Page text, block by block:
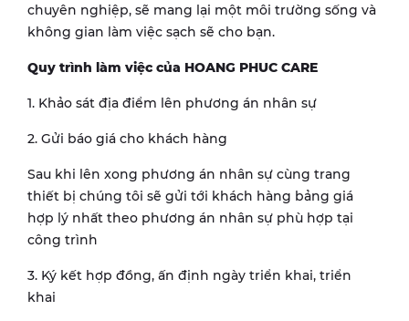
chuyên nghiệp, sẽ mang lại một môi trường sống và
không gian làm việc sạch sẽ cho bạn.
Quy trình làm việc của HOANG PHUC CARE
1. Khảo sát địa điểm lên phương án nhân sự
2. Gửi báo giá cho khách hàng
Sau khi lên xong phương án nhân sự cùng trang
thiết bị chúng tôi sẽ gửi tới khách hàng bảng giá
hợp lý nhất theo phương án nhân sự phù hợp tại
công trình
3. Ký kết hợp đồng, ấn định ngày triển khai, triển
khai